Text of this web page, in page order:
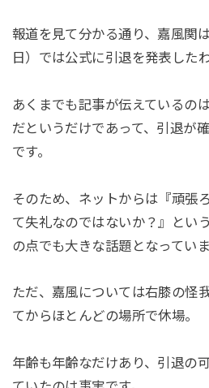
報道を見て分かる通り、嘉風関
日）では公式に引退を発表した
あくまでも記事が伝えているの
だというだけであって、引退が
です。
そのため、ネットからは『頑張
て失礼なのではないか？』とい
の点でも大きな話題となっていま
ただ、嘉風については右膝の怪
てからほとんどの場所で休場。
年齢も年齢なだけあり、引退の